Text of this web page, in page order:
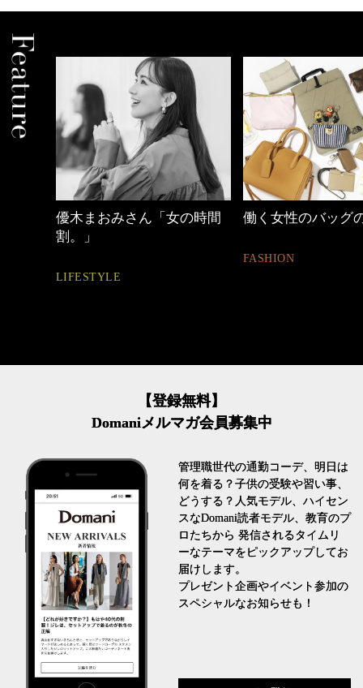
優木まおみさん「女の時間
割。」
LIFESTYLE
働く女性のバッグ
FASHION
【登録無料】
Domaniメルマガ会員募集中
管理職世代の通勤コーデ、明日は
何を着る？子供の受験や習い事、
どうする？人気モデル、ハイセン
スなDomani読者モデル、教育のプ
ロたちから 発信されるタイムリ
ーなテーマをピックアップしてお
届けします。
プレゼント企画やイベント参加の
スペシャルなお知らせも！